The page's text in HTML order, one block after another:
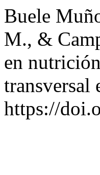
Buele
M., &
en
transversal
https://